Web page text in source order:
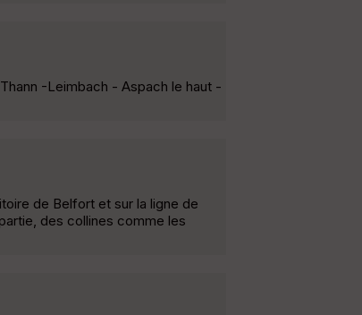
-Leimbach - Aspach le haut -
de Belfort et sur la ligne de
des collines comme les